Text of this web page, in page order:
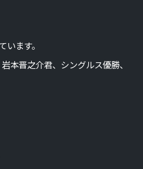
ます。
本晋之介君、シングルス優勝、